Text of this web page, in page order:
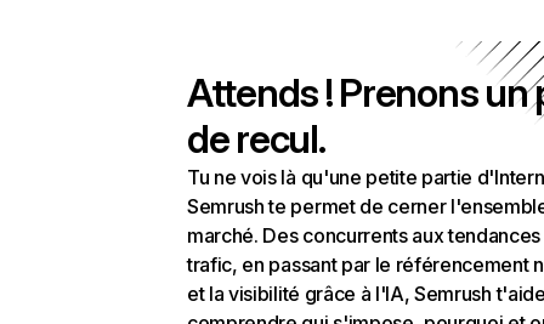
Attends ! Prenons un
de recul.
Tu ne vois là qu'une petite partie
Semrush te permet de cerner
marché. Des concurrents aux
trafic, en passant par le référencement
et la visibilité grâce à l'IA, Semrush